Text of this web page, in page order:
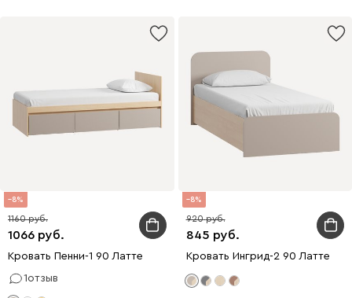
8
1066
1160
Кровать Пенни-1 90 Латте
1отзыв
8
845
920
Кровать Ингрид-2 90 Латте